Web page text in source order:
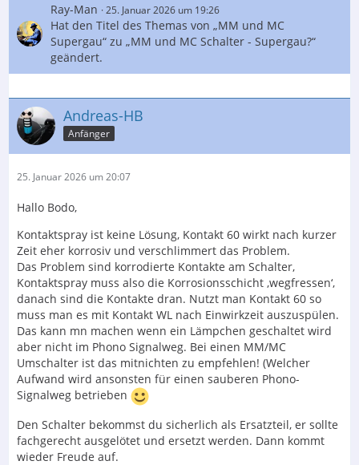
Ray-Man 25. Januar 2026 um 19:26
Hat den Titel des Themas von „MM und MC
Supergau“ zu „MM und MC Schalter - Supergau?“
geändert.
Andreas-HB
Anfänger
25. Januar 2026 um 20:07
Hallo Bodo,
Kontaktspray ist keine Lösung, Kontakt 60 wirkt nach kurzer
Zeit eher korrosiv und verschlimmert das Problem.
Das Problem sind korrodierte Kontakte am Schalter,
Kontaktspray muss also die Korrosionsschicht ‚wegfressen‘,
danach sind die Kontakte dran. Nutzt man Kontakt 60 so
muss man es mit Kontakt WL nach Einwirkzeit auszuspülen.
Das kann mn machen wenn ein Lämpchen geschaltet wird
aber nicht im Phono Signalweg. Bei einen MM/MC
Umschalter ist das mitnichten zu empfehlen! (Welcher
Aufwand wird ansonsten für einen sauberen Phono-
Signalweg betrieben
Den Schalter bekommst du sicherlich als Ersatzteil, er sollte
fachgerecht ausgelötet und ersetzt werden. Dann kommt
wieder Freude auf.